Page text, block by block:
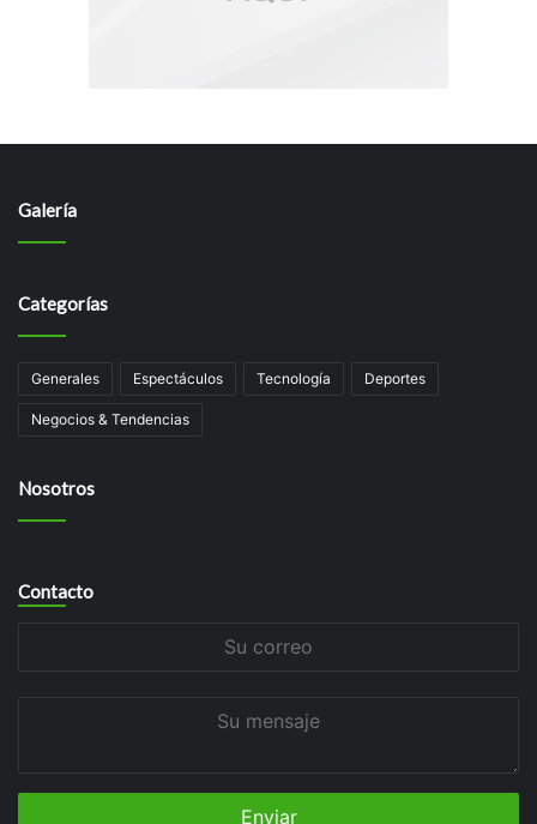
Galería
Categorías
Generales Espectáculos Tecnologí­a Deportes
Negocios & Tendencias
Nosotros
Contacto